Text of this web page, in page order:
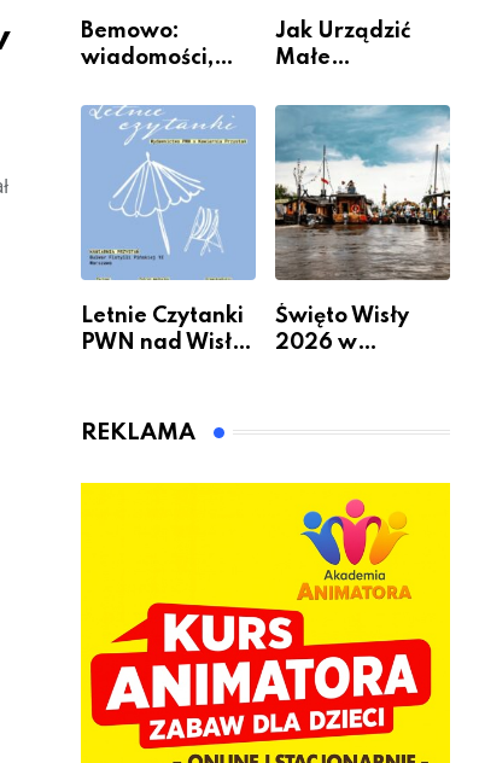
Bemowo:
wiadomości,
wydarzenia z
dzielnicy
Jak Urządzić
Małe
Sposobów Na
Więcej
Przestrzeni Bez
Kosztownego
Remontu
Letnie Czytanki
PWN nad Wisłą.
chwilą dla
Święto Wisły
2026 w
REKLAMA